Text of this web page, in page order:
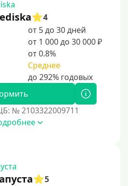
4
от 5 до 30 дней
от 1 000 до 30 000 ₽
от 0.8%
Среднее
№ 2103322009711
5